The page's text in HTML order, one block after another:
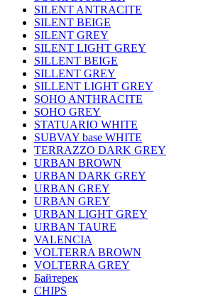
SILENT ANTRACITE
SILENT BEIGE
SILENT GREY
SILENT LIGHT GREY
SILLENT BEIGE
SILLENT GREY
SILLENT LIGHT GREY
SOHO ANTHRACITE
SOHO GREY
STATUARIO WHITE
SUBVAY base WHITE
TERRAZZO DARK GREY
URBAN BROWN
URBAN DARK GREY
URBAN GREY
URBAN GREY
URBAN LIGHT GREY
URBAN TAURE
VALENCIA
VOLTERRA BROWN
VOLTERRA GREY
Байтерек
СHIPS